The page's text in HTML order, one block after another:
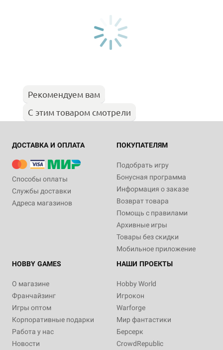
Рекомендуем вам
С этим товаром смотрели
ДОСТАВКА И ОПЛАТА
Способы оплаты
Службы доставки
Адреса магазинов
ПОКУПАТЕЛЯМ
Подобрать игру
Бонусная программа
Информация о заказе
Возврат товара
Помощь с правилами
Архивные игры
Товары без скидки
Мобильное приложение
HOBBY GAMES
О магазине
Франчайзинг
Игры оптом
Корпоративные подарки
Работа у нас
Новости
НАШИ ПРОЕКТЫ
Hobby World
Игрокон
Warforge
Мир фантастики
Берсерк
CrowdRepublic